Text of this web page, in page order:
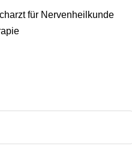
für Nervenheilkunde